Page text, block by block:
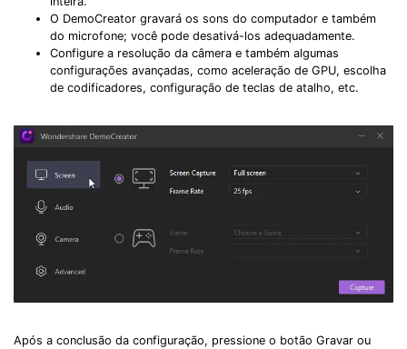
O DemoCreator gravará os sons do computador e também
do microfone; você pode desativá-los adequadamente.
Configure a resolução da câmera e também algumas
configurações avançadas, como aceleração de GPU, escolha
de codificadores, configuração de teclas de atalho, etc.
Após a conclusão da configuração, pressione o botão Gravar ou